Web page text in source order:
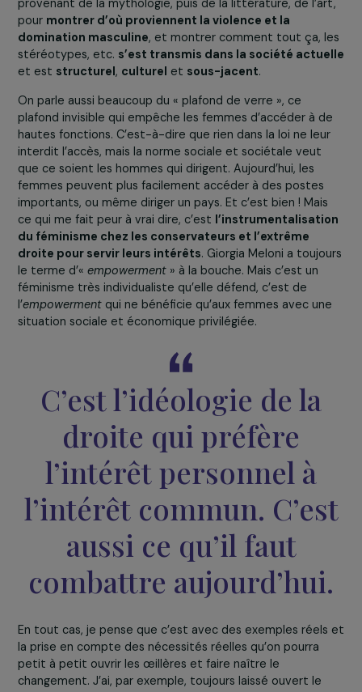
Dans une Europe qui voit l’extrême droite et
l’ultraconservatisme gagner du terrain,
voyez-vous le futur des droits des femmes et
des filles ? Pensez-vous que des formations
peuvent effectivement faire changer d’avis
personnes aux idées très conservatrices,
campées sur leurs positions ?
Je pense qu’il est possible d’ouvrir une brèche, oui. Je
ces formations même auprès de militaires, et je vois les
transformations. Quand on leur parle d’une certaine
manière, avec pédagogie, ils comprennent. Mais il ne
pas les attaquer, ça ne fonctionne pas. Alors oui, nous
avons besoin de personnes qui militent activement
population, mais pour les personnes qui ont un autre
schéma de pensée, il faut procéder autrement. Par
exemple, je commence toujours avec des exemples
provenant de la mythologie, puis de la littérature, de
montrer d’où proviennent la violence et la
domination masculine , et montrer comment tout ça,
stéréotypes, etc.s’est transmis dans la société
et eststructurel ,cultureletsous-jacent.
On parle aussi beaucoup du « plafond de verre », ce
plafond invisible qui empêche les femmes d’accéder à
hautes fonctions. C’est-à-dire que rien dans la loi ne
interdit l’accès, mais la norme sociale et sociétale veut
que ce soient les hommes qui dirigent. Aujourd’hui, les
importants, ou même diriger un pays. Et c’est bien !
ce qui me fait peur à vrai dire, c’est
du féminisme chez les conservateurs et l’extrême
droite pour servir leurs intérêts. Giorgia Meloni a